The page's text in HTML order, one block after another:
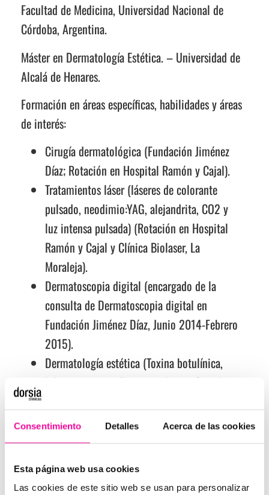
Consentimiento Detalles Acerca de las cookies
Esta página web usa cookies
Las cookies de este sitio web se usan para personalizar
Facultad de Medicina, Universidad Nacional de
Córdoba, Argentina.
Máster en Dermatología Estética. – Universidad de
Alcalá de Henares.
Formación en áreas específicas, habilidades y áreas
de interés:
Cirugía dermatológica (Fundación Jiménez
Díaz; Rotación en Hospital Ramón y Cajal).
Tratamientos láser (láseres de colorante
pulsado, neodimio:YAG, alejandrita, CO2 y
luz intensa pulsada) (Rotación en Hospital
Ramón y Cajal y Clínica Biolaser, La
Moraleja).
Dermatoscopia digital (encargado de la
consulta de Dermatoscopia digital en
Fundación Jiménez Díaz, Junio 2014-Febrero
2015).
Dermatología estética (Toxina botulínica,
hilos tensores, rellenos, peeling químico)
Biolaser, La Moraleja).
OTROS